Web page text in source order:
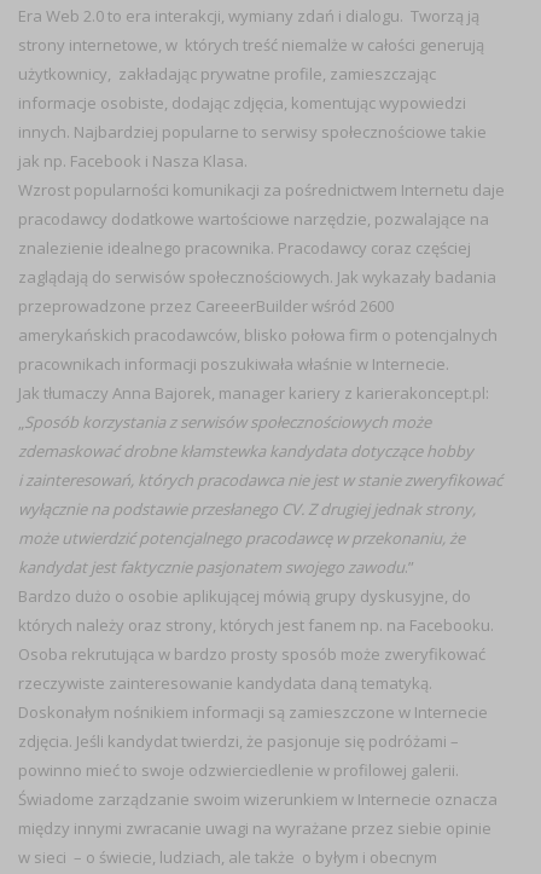
Era Web 2.0 to era interakcji, wymiany zdań i dialogu. Tworzą ją
strony internetowe, w których treść niemalże w całości generują
użytkownicy, zakładając prywatne profile, zamieszczając
informacje osobiste, dodając zdjęcia, komentując wypowiedzi
innych. Najbardziej popularne to serwisy społecznościowe takie
jak np. Facebook i Nasza Klasa.
Wzrost popularności komunikacji za pośrednictwem Internetu daje
pracodawcy dodatkowe wartościowe narzędzie, pozwalające na
znalezienie idealnego pracownika. Pracodawcy coraz częściej
zaglądają do serwisów społecznościowych. Jak wykazały badania
przeprowadzone przez CareeerBuilder wśród 2600
amerykańskich pracodawców, blisko połowa firm o potencjalnych
pracownikach informacji poszukiwała właśnie w Internecie.
Jak tłumaczy Anna Bajorek, manager kariery z karierakoncept.pl:
„Sposób korzystania z serwisów społecznościowych może
zdemaskować drobne kłamstewka kandydata dotyczące hobby
i zainteresowań, których pracodawca nie jest w stanie zweryfikować
wyłącznie na podstawie przesłanego CV. Z drugiej jednak strony,
może utwierdzić potencjalnego pracodawcę w przekonaniu, że
kandydat jest faktycznie pasjonatem swojego zawodu.”
Bardzo dużo o osobie aplikującej mówią grupy dyskusyjne, do
których należy oraz strony, których jest fanem np. na Facebooku.
Osoba rekrutująca w bardzo prosty sposób może zweryfikować
rzeczywiste zainteresowanie kandydata daną tematyką.
Doskonałym nośnikiem informacji są zamieszczone w Internecie
zdjęcia. Jeśli kandydat twierdzi, że pasjonuje się podróżami –
powinno mieć to swoje odzwierciedlenie w profilowej galerii.
Świadome zarządzanie swoim wizerunkiem w Internecie oznacza
między innymi zwracanie uwagi na wyrażane przez siebie opinie
w sieci – o świecie, ludziach, ale także o byłym i obecnym